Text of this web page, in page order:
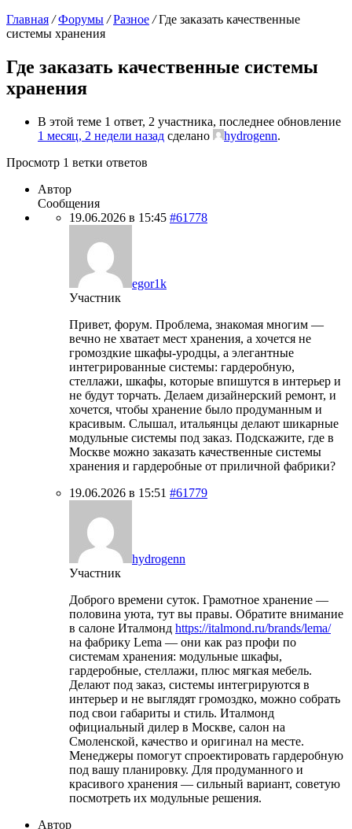
Главная / Форумы / Разное / Где заказать качественные
системы хранения
Где заказать качественные системы
хранения
В этой теме 1 ответ, 2 участника, последнее обновление
1 месяц, 2 недели назад сделано hydrogenn.
Просмотр 1 ветки ответов
Автор
Сообщения
19.06.2026 в 15:45 #61778
egor1k
Участник
Привет, форум. Проблема, знакомая многим —
вечно не хватает мест хранения, а хочется не
громоздкие шкафы-уродцы, а элегантные
интегрированные системы: гардеробную,
стеллажи, шкафы, которые впишутся в интерьер и
не будут торчать. Делаем дизайнерский ремонт, и
хочется, чтобы хранение было продуманным и
красивым. Слышал, итальянцы делают шикарные
модульные системы под заказ. Подскажите, где в
Москве можно заказать качественные системы
хранения и гардеробные от приличной фабрики?
19.06.2026 в 15:51 #61779
hydrogenn
Участник
Доброго времени суток. Грамотное хранение —
половина уюта, тут вы правы. Обратите внимание
в салоне Италмонд https://italmond.ru/brands/lema/
на фабрику Lema — они как раз профи по
системам хранения: модульные шкафы,
гардеробные, стеллажи, плюс мягкая мебель.
Делают под заказ, системы интегрируются в
интерьер и не выглядят громоздко, можно собрать
под свои габариты и стиль. Италмонд
официальный дилер в Москве, салон на
Смоленской, качество и оригинал на месте.
Менеджеры помогут спроектировать гардеробную
под вашу планировку. Для продуманного и
красивого хранения — сильный вариант, советую
посмотреть их модульные решения.
Автор